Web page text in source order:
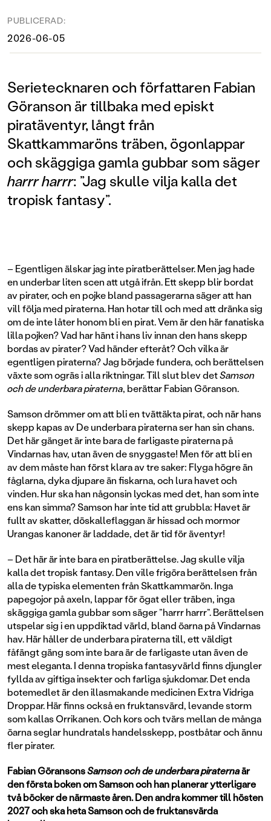
PUBLICERAD:
2026-06-05
Serietecknaren och författaren Fabian
Göranson är tillbaka med episkt
piratäventyr, långt från
Skattkammaröns träben, ögonlappar
och skäggiga gamla gubbar som säger
harrr harrr: ”Jag skulle vilja kalla det
tropisk fantasy”.
– Egentligen älskar jag inte piratberättelser. Men jag hade
en underbar liten scen att utgå ifrån. Ett skepp blir bordat
av pirater, och en pojke bland passagerarna säger att han
vill följa med piraterna. Han hotar till och med att dränka sig
om de inte låter honom bli en pirat. Vem är den här fanatiska
lilla pojken? Vad har hänt i hans liv innan den hans skepp
bordas av pirater? Vad händer efteråt? Och vilka är
egentligen piraterna? Jag började fundera, och berättelsen
växte som ogräs i alla riktningar. Till slut blev detSamson
och de underbara piraterna, berättar Fabian Göranson.
Samson drömmer om att bli en tvättäkta pirat, och när hans
skepp kapas av De underbara piraterna ser han sin chans.
Det här gänget är inte bara de farligaste piraterna på
Vindarnas hav, utan även de snyggaste! Men för att bli en
av dem måste han först klara av tre saker: Flyga högre än
fåglarna, dyka djupare än fiskarna, och lura havet och
vinden. Hur ska han någonsin lyckas med det, han som inte
ens kan simma? Samson har inte tid att grubbla: Havet är
fullt av skatter, döskalleflaggan är hissad och mormor
Urangas kanoner är laddade, det är tid för äventyr!
– Det här är inte bara en piratberättelse. Jag skulle vilja
kalla det tropisk fantasy. Den ville frigöra berättelsen från
alla de typiska elementen från Skattkammarön. Inga
papegojor på axeln, lappar för ögat eller träben, inga
skäggiga gamla gubbar som säger ”harrr harrr”. Berättelsen
utspelar sig i en uppdiktad värld, bland öarna på Vindarnas
hav. Här håller de underbara piraterna till, ett väldigt
fåfängt gäng som inte bara är de farligaste utan även de
mest eleganta. I denna tropiska fantasyvärld finns djungler
fyllda av giftiga insekter och farliga sjukdomar. Det enda
botemedlet är den illasmakande medicinen Extra Vidriga
Droppar. Här finns också en fruktansvärd, levande storm
som kallas Orrikanen. Och kors och tvärs mellan de många
öarna seglar hundratals handelsskepp, postbåtar och ännu
fler pirater.
Fabian GöransonsSamson och de underbara piraternaär
den första boken om Samson och han planerar ytterligare
två böcker de närmaste åren. Den andra kommer till hösten
2027 och ska heta Samson och de fruktansvärda